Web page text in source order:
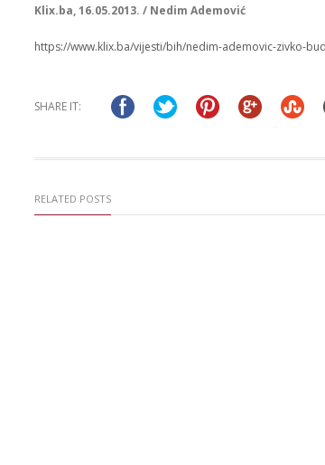
Klix.ba, 16.05.2013. / Nedim Ademović
https://www.klix.ba/vijesti/bih/nedim-ademovic-zivko-
SHARE IT:
RELATED POSTS